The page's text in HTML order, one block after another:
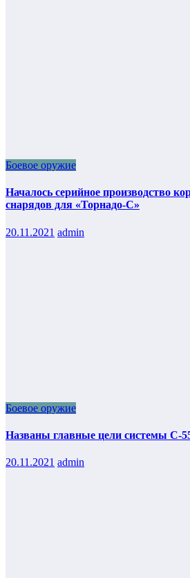
Боевое оружие
Началось серийное производство
снарядов для «Торнадо-С»
20.11.2021 admin
Боевое оружие
Названы главные цели системы С-
20.11.2021 admin